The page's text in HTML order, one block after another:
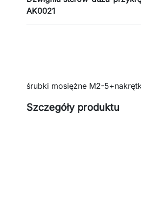
AK0021
śrubki mosiężne M2-
Szczegóły produktu